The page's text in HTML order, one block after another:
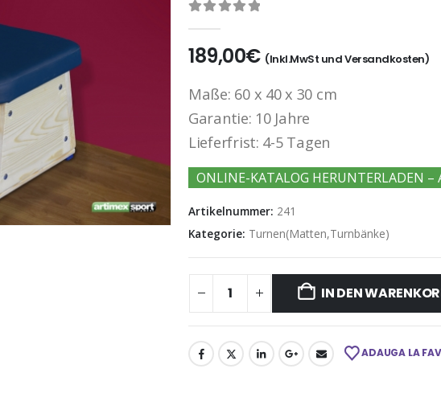
189,00€ (Inkl.MwSt und Versandkosten)
Maße: 60 x 40 x 30 cm
Garantie: 10 Jahre
Lieferfrist: 4-5 Tagen
ONLINE-KATALOG HERUNTERLADEN –
Artikelnummer: 241
Kategorie: Turnen(Matten,Turnbänke)
IN DEN
ADAUGA LA